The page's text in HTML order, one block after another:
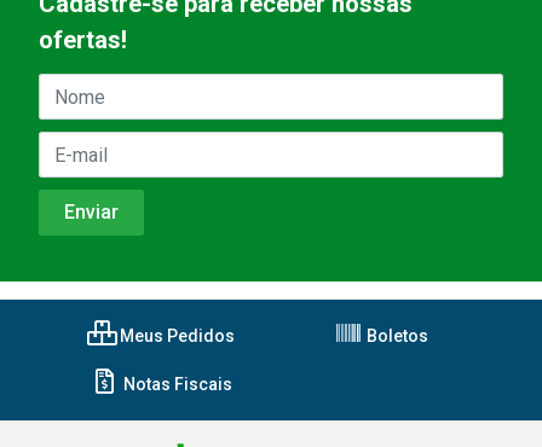
ofertas!
Meus Pedidos Boletos
Notas Fiscais